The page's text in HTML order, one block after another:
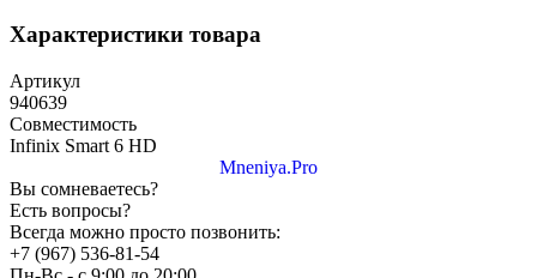
Характеристики товара
Артикул
940639
Совместимость
Infinix Smart 6 HD
Mneniya.Pro
Вы сомневаетесь?
Есть вопросы?
Всегда можно просто позвонить:
+7 (967) 536-81-54